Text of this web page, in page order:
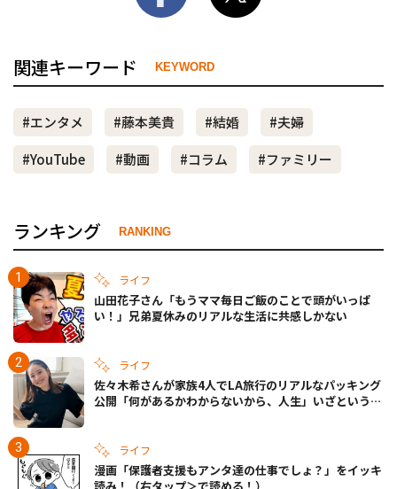
関連キーワード KEYWORD
#エンタメ #藤本美貴 #結婚
#夫婦
#YouTube
#動画 #コラム #ファミリー
ランキング RANKING
ライフ
山田花子さん「もうママ毎日ご飯のことで頭がいっぱ
い！」兄弟夏休みのリアルな生活に共感しかない
ライフ
佐々木希さんが家族4人でLA旅行のリアルなパッキング
公開「何があるかわからないから、人生」いざというと
ライフ
漫画「保護者支援もアンタ達の仕事でしょ？」をイッキ